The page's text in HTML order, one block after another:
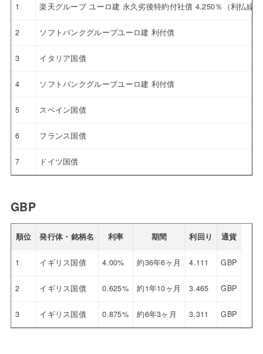
1 楽天グループ ユーロ建 永久劣後特約付社債 4.250％（利払繰
2 ソフトバンクグループユーロ建 利付債
3 イタリア国債
4 ソフトバンクグループユーロ建 利付債
5 スペイン国債
6 フランス国債
7 ドイツ国債
GBP
順位 発行体・銘柄名 利率 期間 利回り 通貨
1 イギリス国債 4.00% 約36年6ヶ月 4.111 GBP
2 イギリス国債 0.625% 約1年10ヶ月 3.465 GBP
3 イギリス国債 0.875% 約6年3ヶ月 3.311 GBP